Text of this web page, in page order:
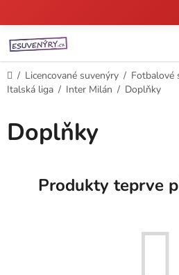
na
obsah
Domů
/ Licencované suvenýry / Fotbalové
Italská liga / Inter Milán / Doplňky
Doplňky
Produkty teprve